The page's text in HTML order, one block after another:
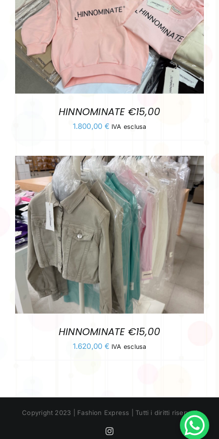
HINNOMINATE €15,00
1.800,00 € IVA esclusa
HINNOMINATE €15,00
1.620,00 € IVA esclusa
Copyright 2023 | Fashion Express | Tutti i diritti riservati
Instagram